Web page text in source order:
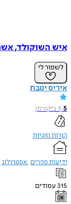
איש השוקולד,
לשמור לי
איריס יטבת
5
(
1ביקורת)
הורות וזוגיות
ידיעות ספרים אסטרולוג
315 עמודים